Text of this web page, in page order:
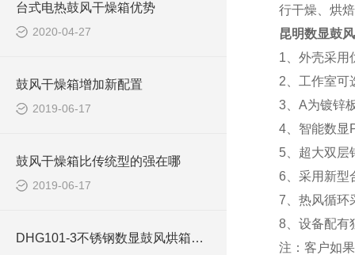
台式电热鼓风干燥箱优势
2020-04-27
鼓风干燥箱增加新配置
2019-06-17
鼓风干燥箱比传统型的强在哪
2019-06-17
DHG101-3不锈钢数显鼓风烘箱使用注意事项
行干燥、烘
昆明数显鼓
1、外壳采用
2、工作室可
3、A为镀锌
4、 智能数显
5、超大双层
6、采用新型
7、热风循环
8、设备配有
注：客户如